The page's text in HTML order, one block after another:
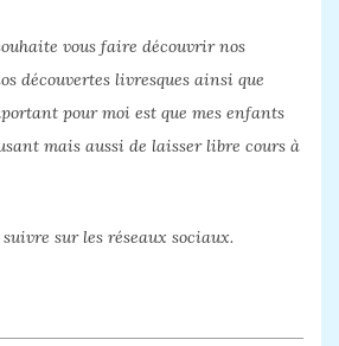
vous faire découvrir nos
découvertes livresques ainsi que
pour moi est que mes enfants
mais aussi de laisser libre cours à
sur les réseaux sociaux.